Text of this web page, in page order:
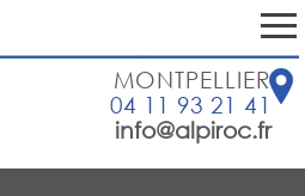
MONTPELLIER
04 11 93 21 41
info@alpiroc.fr